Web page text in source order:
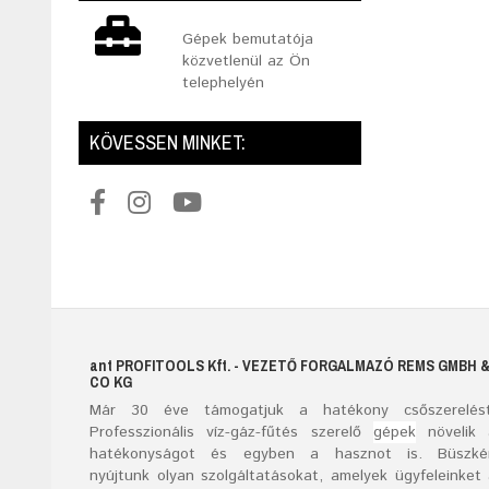
Gépek bemutatója
közvetlenül az Ön
telephelyén
KÖVESSEN MINKET:
ant PROFITOOLS Kft. - VEZETŐ FORGALMAZÓ REMS GMBH &
CO KG
Már 30éve támogatjuk a hatékony
Professzionális víz-gáz-fűtés szerelő gépeknövelik
hatékonyságot és egyben a hasznot is.
nyújtunk olyan szolgáltatásokat, amelyek ügyfeleinket